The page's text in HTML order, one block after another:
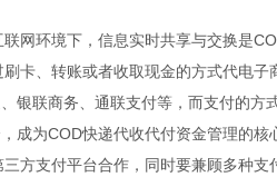
网环境下，信息实时共享与交换是
卡、转账或者收取现金的方式代电
银联商务、通联支付等，而支付的方
成为COD快递代收代付资金管理的
方支付平台合作，同时要兼顾多种